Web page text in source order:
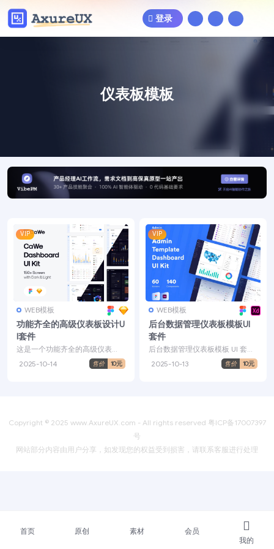
登录
仪表板模板
VIP
WEB模板
功能齐全的高级仪表板设计U
I套件
这是一个功能齐全的高级仪表
板，具有许多精心设计的 UI 元
素、组件和页面。我们将...
2025-10-14 售价 10元
VIP
WEB模板
后台数据管理仪表板模板UI
套件
后台数据管理仪表板模板 UI 套件
将有助于管理仪表板项目。有很
多复杂的组件。您可...
2025-10-13 售价 10元
Copyright © 2025 www.AxureUX.com - All rights reserved 粤ICP备17007397
号
网站部分内容由用户分享，如发现您的权益受到损害，请联系客服进行处理
首页 原创 素材
会员
我的